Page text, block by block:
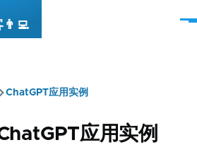
👨‍💻
菜
ChatGPT应用实例
应用实例